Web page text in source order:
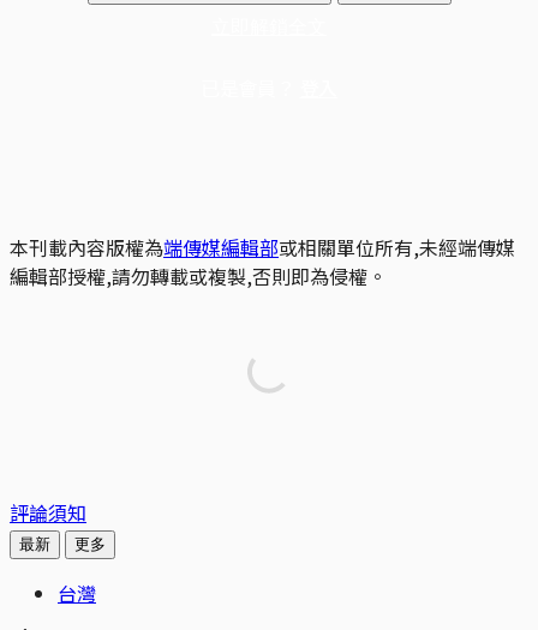
本刊載內容版權為端傳媒編輯部或相關單位所有,未經端傳媒
編輯部授權,請勿轉載或複製,否則即為侵權。
評論須知
最新 更多
台灣